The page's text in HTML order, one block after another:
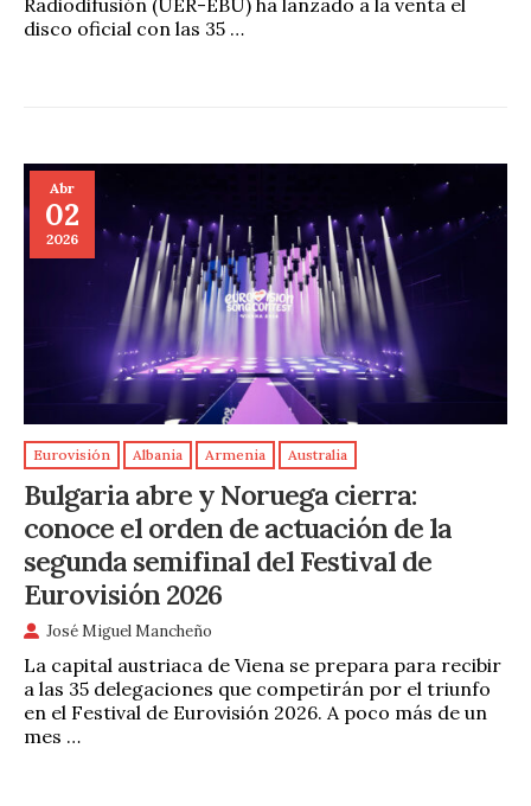
Radiodifusión (UER-EBU) ha lanzado a la venta el
disco oficial con las 35 …
Abr
02
2026
Eurovisión Albania Armenia Australia
Bulgaria abre y Noruega cierra:
conoce el orden de actuación de la
segunda semifinal del Festival de
Eurovisión 2026
José Miguel Mancheño
La capital austriaca de Viena se prepara para recibir
a las 35 delegaciones que competirán por el triunfo
en el Festival de Eurovisión 2026. A poco más de un
mes …